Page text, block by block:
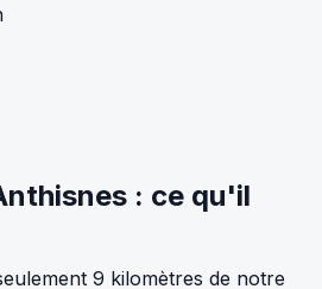
: ce qu'il
9 kilomètres de notre